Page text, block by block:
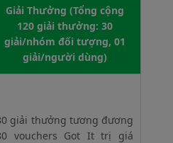
Giải Thưởng (Tổng cộng
120 giải thưởng: 30
giải/nhóm đối tượng, 01
giải/người dùng)
giải thưởng tương đương
vouchers Got It trị giá